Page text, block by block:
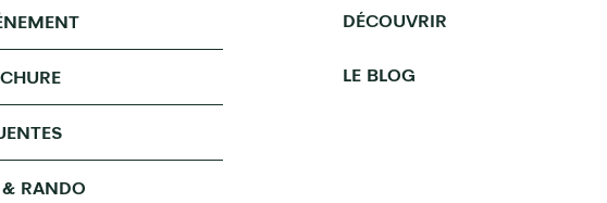
& RANDO
DÉCOUVRIR
LE BLOG